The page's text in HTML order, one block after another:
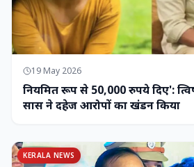
19 May 2026
नियमित रूप से 50,000 रुपये दिए':
सास ने दहेज आरोपों का खंडन किया
KERALA NEWS